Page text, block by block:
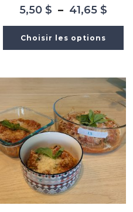
5,50 $ – 41,65 $Plage
5,50 $
Choisir les options